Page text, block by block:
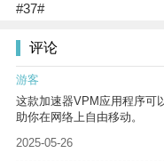
#37#
评论
游客
这款加速器VPM应用程序可
助你在网络上自由移动。
2025-05-26